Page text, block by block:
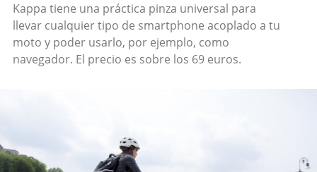
Kappa tiene una práctica pinza universal para
llevar cualquier tipo de smartphone acoplado a tu
moto y poder usarlo, por ejemplo, como
navegador. El precio es sobre los 69 euros.